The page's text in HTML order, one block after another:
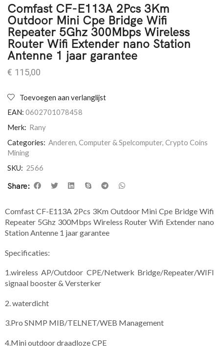
Comfast CF-E113A 2Pcs 3Km
Outdoor Mini Cpe Bridge Wifi
Repeater 5Ghz 300Mbps Wireless
Router Wifi Extender nano Station
Antenne 1 jaar garantee
€ 115,00
Toevoegen aan verlanglijst
EAN: 0602701078458
Merk: Rany
Categories: Anderen, Computer & Spelcomputer, Crypto Coins
Mining
SKU: 2566
Share:
Comfast CF-E113A 2Pcs 3Km Outdoor Mini Cpe Bridge Wifi
Repeater 5Ghz 300Mbps Wireless Router Wifi Extender nano
Station Antenne 1 jaar garantee
Specificaties:
1.wireless AP/Outdoor CPE/Netwerk Bridge/Repeater/WIFI
signaal booster & Versterker
2. waterdicht
3.Pro SNMP MIB/TELNET/WEB Management
4.Mini outdoor draadloze CPE